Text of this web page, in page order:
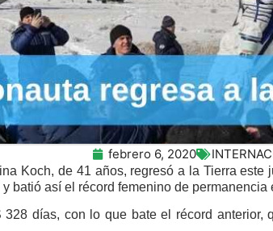
febrero 6, 2020
Koch, de 41 años, regresó a la Tierra
batió así el récord femenino de permanencia
días, con lo que bate el récord anterior,